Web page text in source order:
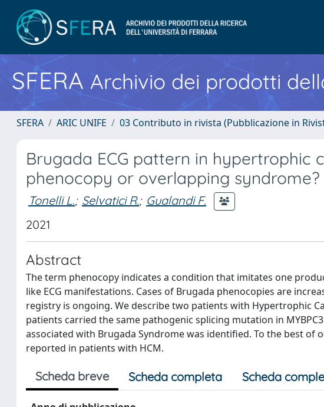
SFERA Archivio dei prodotti
SFERA ARIC UNIFE 03 Contributo in rivista (Pubblicazione in
Brugada ECG pattern in hypertrophic
phenocopy or overlapping syndrome?
Tonelli L.; Selvatici R.; Gualandi F.
2021
Abstract
The term phenocopy indicates a condition that imitates one
like ECG manifestations. Cases of Brugada phenocopies are
registry is ongoing. We describe two patients with Hypertrophic
patients carried the same pathogenic splicing mutation in
associated with Brugada Syndrome was identified. To the best of
reported in patients with HCM.
Scheda breve Scheda completa Scheda